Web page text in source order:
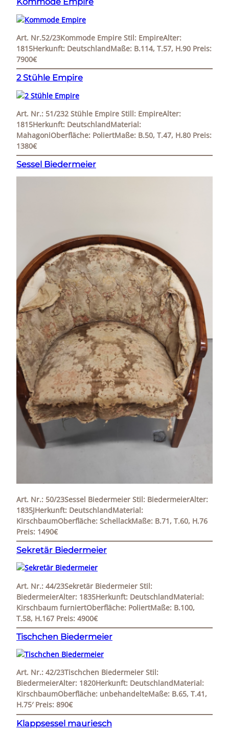
Art. Nr.52/23Kommode Empire Stil: EmpireAlter:
1815Herkunft: DeutschlandMaße: B.114, T.57, H.90 Preis:
7900€
2 Stühle Empire
Art. Nr.: 51/232 Stühle Empire Still: EmpireAlter:
1815Herkunft: DeutschlandMaterial:
MahagoniOberfläche: PoliertMaße: B.50, T.47, H.80 Preis:
1380€
Sessel Biedermeier
Art. Nr.: 50/23Sessel Biedermeier Stil: BiedermeierAlter:
1835JHerkunft: DeutschlandMaterial:
KirschbaumOberfläche: SchellackMaße: B.71, T.60, H.76
Preis: 1490€
Sekretär Biedermeier
Art. Nr.: 44/23Sekretär Biedermeier Stil:
BiedermeierAlter: 1835Herkunft: DeutschlandMaterial:
Kirschbaum furniertOberfläche: PoliertMaße: B.100,
T.58, H.167 Preis: 4900€
Tischchen Biedermeier
Art. Nr.: 42/23Tischchen Biedermeier Stil:
BiedermeierAlter: 1820Herkunft: DeutschlandMaterial:
KirschbaumOberfläche: unbehandelteMaße: B.65, T.41,
H.75′ Preis: 890€
Klappsessel mauriesch